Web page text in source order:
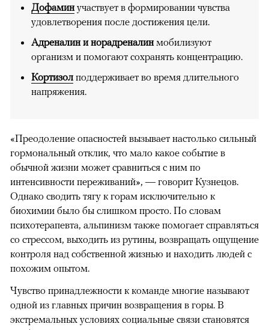
Дофаминучаствует в формировании чувства
удовлетворения после достижения цели.
Адреналин и норадреналинмобилизуют
организм и помогают сохранять концентрацию.
Кортизол поддерживает во время длительного
напряжения.
«Преодоление опасностей вызывает настолько сильный
гормональный отклик, что мало какое событие в
обычной жизни может сравниться с ним по
интенсивности переживаний», — говорит Кузнецов.
Однако сводить тягу к горам исключительно к
биохимии было бы слишком просто. По словам
психотерапевта, альпинизм также помогает справляться
со стрессом, выходить из рутины, возвращать ощущение
контроля над собственной жизнью и находить людей с
похожим опытом.
Чувство принадлежности к команде многие называют
одной из главных причин возвращения в горы. В
экстремальных условиях социальные связи становятся